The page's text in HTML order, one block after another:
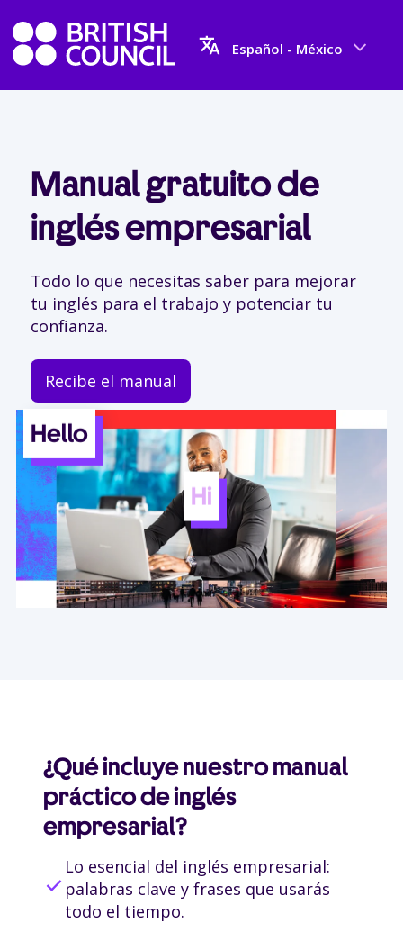
Español - México
Manual gratuito de
inglés empresarial
Todo lo que necesitas saber para mejorar
tu inglés para el trabajo y potenciar tu
confianza.
Recibe el manual
Hello
Hi
¿Qué incluye nuestro manual
práctico de inglés
empresarial?
check
Lo esencial del inglés empresarial:
palabras clave y frases que usarás
todo el tiempo.